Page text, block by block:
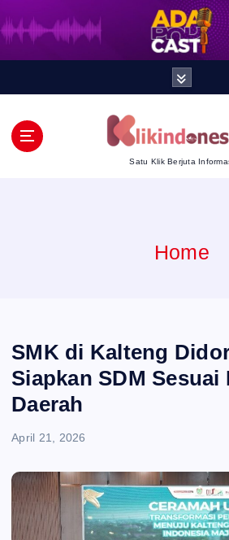
S
i
Satu Klik Berjuta
Home
SMK di Kalteng
Siapkan SDM
Daerah
April 21, 2026